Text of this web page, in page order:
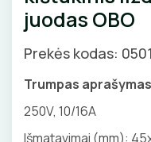
Pirties
Augalų
Valdikliai,
Judesio
Šviestuvų
GNYBTAI
ANTGALIAI
juodas OBO
Prekės kodas:
Trumpas
250V, 10/16A
Išmatavimai (mm):